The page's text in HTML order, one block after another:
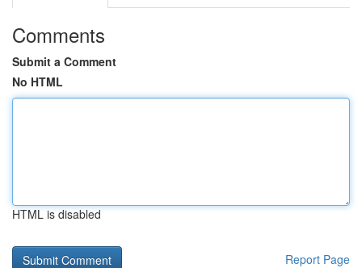
Comments
Submit a Comment
No HTML
HTML is disabled
Report Page